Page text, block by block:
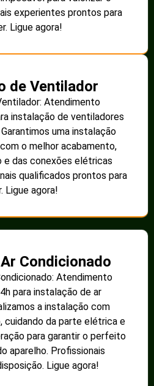
experientes prontos para
Ligue agora!
de Ventilador
Atendimento
instalação de ventiladores
uma instalação
o melhor acabamento,
e das conexões elétricas
qualificados prontos para
Ligue agora!
Condicionado
Atendimento
para instalação de ar
a instalação com
cuidando da parte elétrica e
para garantir o perfeito
aparelho. Profissionais
Ligue agora!